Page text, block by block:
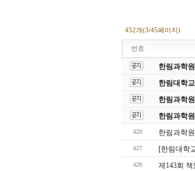
452개(3/45페이지)
번호
한림과학
한림대학
한림과학
한림과학
428 한림과학
427 [한림대학
426 제143회 책